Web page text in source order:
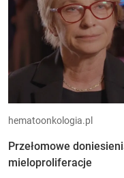
hematoonkologia.pl
Przełomowe
mieloproliferacje